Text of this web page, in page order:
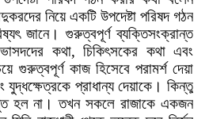
নিয়ে একটি উপদেষ্টা পরিষদ গঠন
জানে। গুরুত্বপূর্ণ ব্যক্তিসংক্রান্ত
কথা,চিকিৎসকের কথা এবং
গুরুত্বপূর্ণ কাজ হিসেবে পরামর্শ দেয়া
যুদ্ধক্ষেত্রকে প্রাধান্য দেয়াকে। কিন্তু
হল না ।তখন সকলে রাজাকে একজন